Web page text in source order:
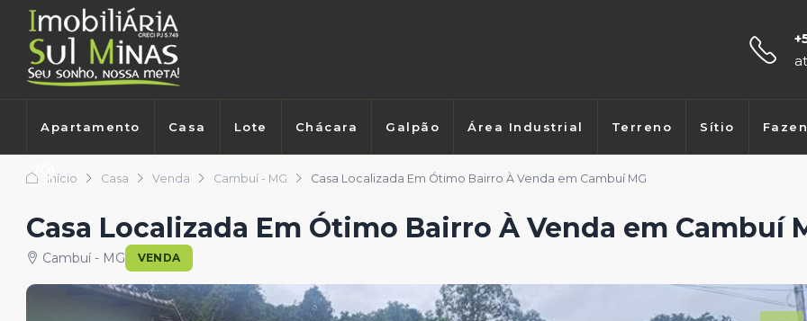
Apartamento Casa Lote Chácara Galpão Área Industrial Terreno Sítio
Início Casa Venda Cambuí - MG Casa Localizada Em Ótimo Bairro À Venda em Cambuí MG
Casa Localizada Em Ótimo Bairro À Venda em Cambuí
Cambuí - MG VENDA